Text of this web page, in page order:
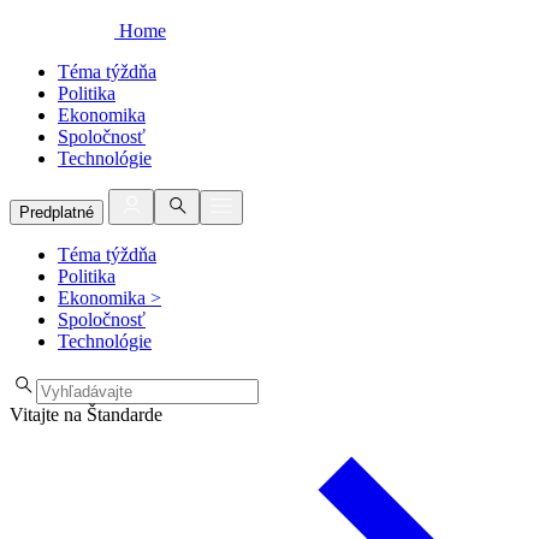
Home
Téma týždňa
Politika
Ekonomika
Spoločnosť
Technológie
Predplatné
Téma týždňa
Politika
Ekonomika >
Spoločnosť
Technológie
Vitajte na Štandarde